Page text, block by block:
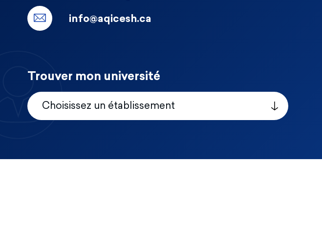
info@aqicesh.ca
Trouver mon université
Choisissez un établissement